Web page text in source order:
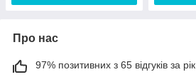
Про нас
97% позитивних з 65 відгуків за рік